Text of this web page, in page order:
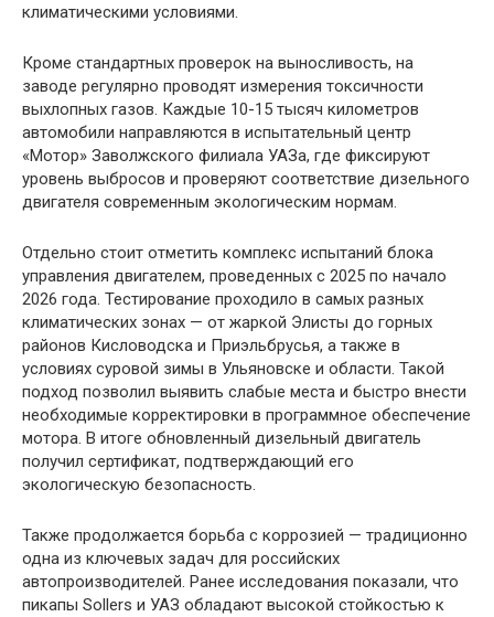
климатическими условиями.
Кроме стандартных проверок на выносливость, на
заводе регулярно проводят измерения токсичности
выхлопных газов. Каждые 10-15 тысяч километров
автомобили направляются в испытательный центр
«Мотор» Заволжского филиала УАЗа, где фиксируют
уровень выбросов и проверяют соответствие дизельного
двигателя современным экологическим нормам.
Отдельно стоит отметить комплекс испытаний блока
управления двигателем, проведенных с 2025 по начало
2026 года. Тестирование проходило в самых разных
климатических зонах — от жаркой Элисты до горных
районов Кисловодска и Приэльбрусья, а также в
условиях суровой зимы в Ульяновске и области. Такой
подход позволил выявить слабые места и быстро внести
необходимые корректировки в программное обеспечение
мотора. В итоге обновленный дизельный двигатель
получил сертификат, подтверждающий его
экологическую безопасность.
Также продолжается борьба с коррозией — традиционно
одна из ключевых задач для российских
автопроизводителей. Ранее исследования показали, что
пикапы Sollers и УАЗ обладают высокой стойкостью к